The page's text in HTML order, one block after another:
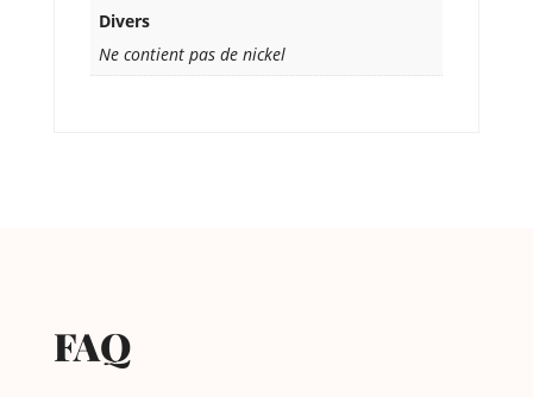
Divers
Ne contient pas de nickel
FAQ